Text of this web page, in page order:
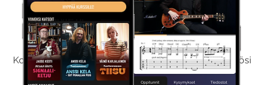
Kokeile Ilmaiseksi
Kokeilemalla ilmaiseksi saat koko sisältömme käyttöösi
viikon ajaksi.